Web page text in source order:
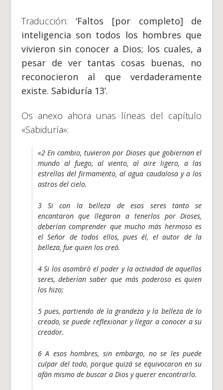
Traducción:‘Faltos [por completo] de
inteligencia son todos los hombres que
vivieron sin conocer a Dios; los cuales, a
pesar de ver tantas cosas buenas, no
reconocieron al que verdaderamente
existe. Sabiduría 13’.
Os anexo ahora unas líneas del capítulo
«Sabiduría»:
«2 En cambio, tuvieron por Dioses que gobiernan el
mundo al fuego, al viento, al aire ligero, a las
estrellas del firmamento, al agua caudalosa y a los
astros del cielo.
3 Si con la belleza de esos seres tanto se
encantaron que llegaron a tenerlos por Dioses,
deberían comprender que mucho más hermoso es
el Señor de todos ellos, pues él, el autor de la
belleza, fue quien los creó.
4 Si los asombró el poder y la actividad de aquellos
seres, deberían saber que más poderoso es quien
los hizo;
5 pues, partiendo de la grandeza y la belleza de lo
creado, se puede reflexionar y llegar a conocer a su
creador.
6 A esos hombres, sin embargo, no se les puede
culpar del todo, porque quizá se equivocaron en su
afán mismo de buscar a Dios y querer encontrarlo.